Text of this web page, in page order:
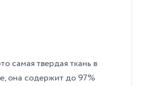
самая твердая ткань в
она содержит до 97%